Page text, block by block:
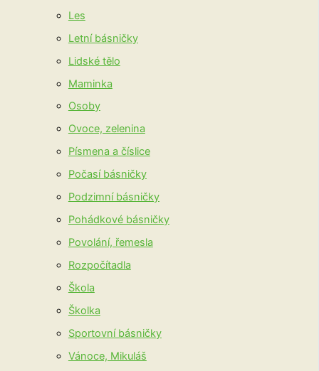
Les
Letní básničky
Lidské tělo
Maminka
Osoby
Ovoce, zelenina
Písmena a číslice
Počasí básničky
Podzimní básničky
Pohádkové básničky
Povolání, řemesla
Rozpočítadla
Škola
Školka
Sportovní básničky
Vánoce, Mikuláš